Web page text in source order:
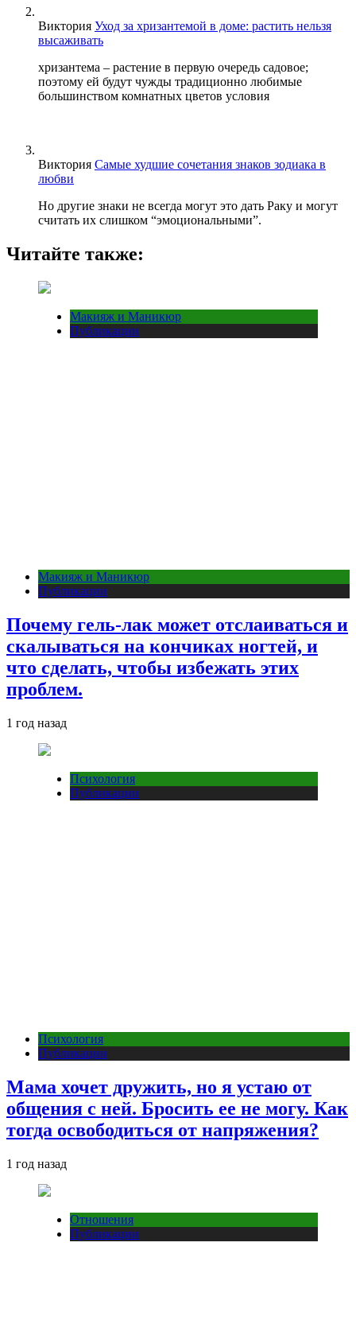
Виктория Уход за хризантемой в доме: растить нельзя
высаживать
хризантема – растение в первую очередь садовое;
поэтому ей будут чужды традиционно любимые
большинством комнатных цветов условия
Виктория Самые худшие сочетания знаков зодиака в
любви
Но другие знаки не всегда могут это дать Раку и могут
считать их слишком “эмоциональными”.
Читайте также:
Макияж и Маникюр
Публикации
Макияж и Маникюр
Публикации
Почему гель-лак может отслаиваться и
скалываться на кончиках ногтей, и
что сделать, чтобы избежать этих
проблем.
1 год назад
Психология
Публикации
Психология
Публикации
Мама хочет дружить, но я устаю от
общения с ней. Бросить ее не могу. Как
тогда освободиться от напряжения?
1 год назад
Отношения
Публикации